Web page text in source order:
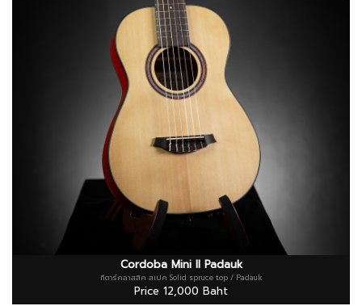
Cordoba Mini II Padauk
กีตาร์คลาสสิค สเปค Solid spruce top / Padauk
Price 12,000 Baht